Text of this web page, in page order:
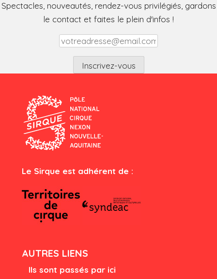
Spectacles, nouveautés, rendez-vous privilégiés, gardons
le contact et faites le plein d'infos !
Le Sirque est adhérent de :
AUTRES LIENS
Ils sont passés par ici